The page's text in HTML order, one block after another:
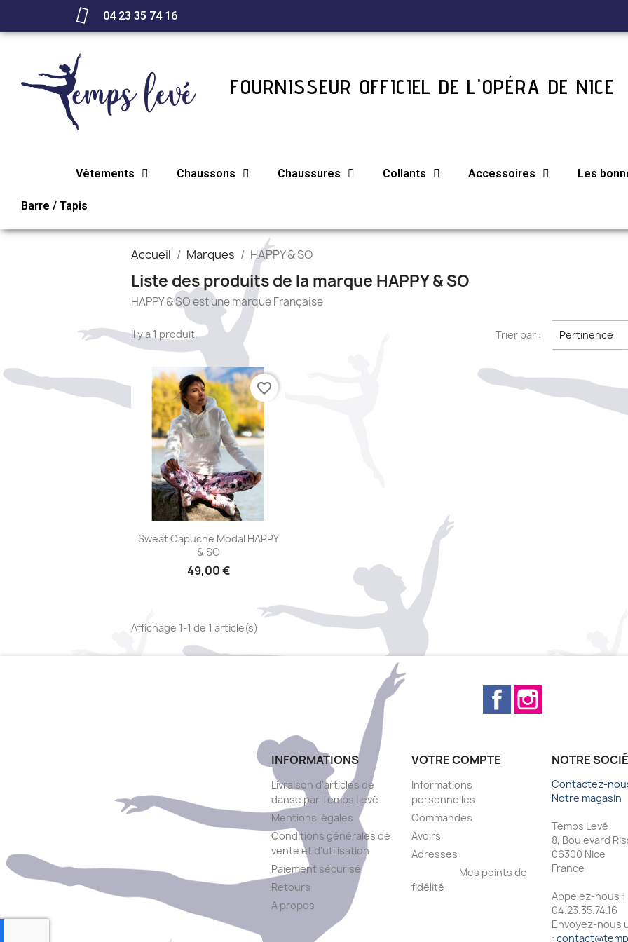
04 23 35 74 16
FOURNISSEUR OFFICIEL DE L'OPÉRA DE NICE
Vêtements Chaussons Chaussures Collants Accessoires Les
Barre / Tapis
Accueil Marques HAPPY & SO
Liste des produits de la marque HAPPY & SO
HAPPY & SO est une marque Française
Il y a 1 produit. Trier par : Pertinence
Aperçu rapide
Sweat Capuche Modal HAPPY
& SO
49,00 €
favorite_border
Affichage 1-1 de 1 article(s)
Facebook
INFORMATIONS
Livraison d'articles de
danse par Temps Levé
Mentions légales
Conditions générales de
vente et d'utilisation
Paiement sécurisé
Retours
A propos
VOTRE COMPTE
Informations
personnelles
Commandes
Avoirs
Adresses
Mes points de
fidélité
NOTRE
Contactez-
Notre magasin
Temps Levé
8, Boulevard
06300 Nice
France
Appelez-nous :
04.23.35.74.16
Envoyez-nous
: